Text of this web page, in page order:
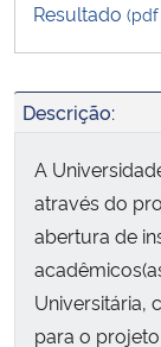
Secretaria-Geral
Secretaria de Governo
Gabinete de
Advocacia-Geral da
Banco Central do Brasil
Resultado (pdf
Descrição:
A
através do
abertura de
Universitária,
para o